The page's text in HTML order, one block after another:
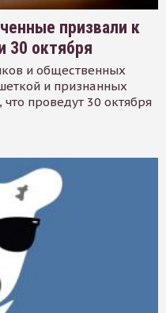
призвали к
30 октября
и общественных
и признанных
проведут 30 октября